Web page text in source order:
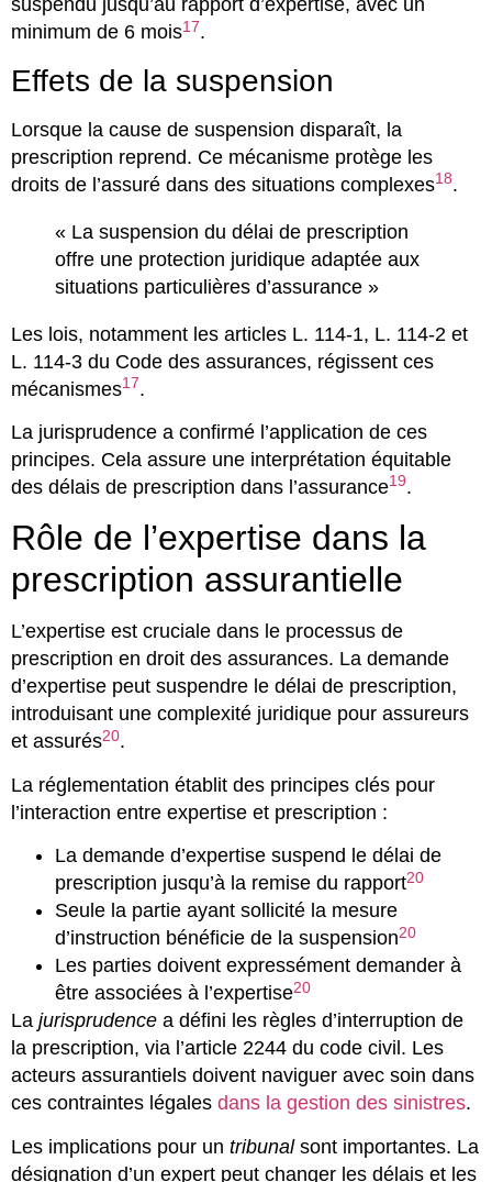
suspendu jusqu’au rapport d’expertise, avec un
minimum de 6 mois17.
Effets de la suspension
Lorsque la cause de suspension disparaît, la
prescription reprend. Ce mécanisme protège les
droits de l’assuré dans des situations complexes18.
« La suspension du délai de prescription
offre une protection juridique adaptée aux
situations particulières d’assurance »
Les lois, notamment les articles L. 114-1, L. 114-2 et
L. 114-3 du Code des assurances, régissent ces
mécanismes17.
La jurisprudence a confirmé l’application de ces
principes. Cela assure une interprétation équitable
des délais de prescription dans l’assurance19.
Rôle de l’expertise dans la
prescription assurantielle
L’expertise est cruciale dans le processus de
prescription en droit des assurances. La demande
d’expertise peut suspendre le délai de prescription,
introduisant une complexité juridique pour assureurs
et assurés20.
La réglementation établit des principes clés pour
l’interaction entre expertise et prescription :
La demande d’expertise suspend le délai de
prescription jusqu’à la remise du rapport20
Seule la partie ayant sollicité la mesure
d’instruction bénéficie de la suspension20
Les parties doivent expressément demander à
être associées à l’expertise20
La jurisprudence a défini les règles d’interruption de
la prescription, via l’article 2244 du code civil. Les
acteurs assurantiels doivent naviguer avec soin dans
ces contraintes légales dans la gestion des sinistres.
Les implications pour un tribunalsont importantes. La
désignation d’un expert peut changer les délais et les